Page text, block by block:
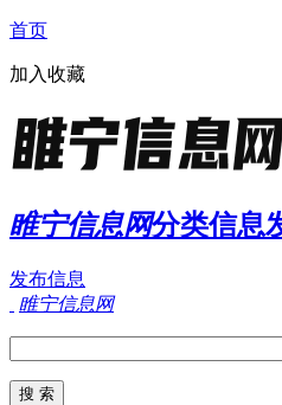
首页
加入收藏
睢宁信息网分类信息
发布信息
睢宁信息网